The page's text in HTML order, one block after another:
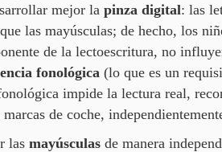
mejor la pinza digital: las
las mayúsculas; de hecho, los
de la lectoescritura, no
fonológica (lo que es un
impide la lectura real,
de coche,
las mayúsculas de manera